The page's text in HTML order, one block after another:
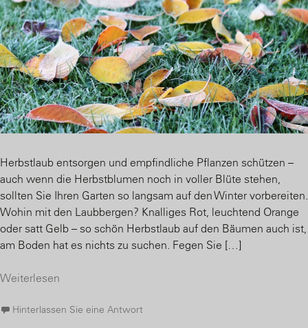
Herbstlaub entsorgen und empfindliche Pflanzen schützen –
auch wenn die Herbstblumen noch in voller Blüte stehen,
sollten Sie Ihren Garten so langsam auf den Winter vorbereiten.
Wohin mit den Laubbergen? Knalliges Rot, leuchtend Orange
oder satt Gelb – so schön Herbstlaub auf den Bäumen auch ist,
am Boden hat es nichts zu suchen. Fegen Sie […]
Weiterlesen
Hinterlassen Sie eine Antwort